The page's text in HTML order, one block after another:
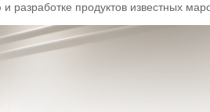
продуктов известных